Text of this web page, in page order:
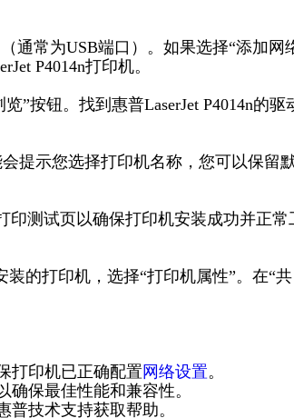
通常为USB端口）。如果选择“添加网
P4014n打印机。
”按钮。找到惠普LaserJet P4014n的驱
提示您选择打印机名称，您可以保留
印测试页以确保打印机安装成功并正常
的打印机，选择“打印机属性”。在“共
打印机已正确配置 网络设置。
保最佳性能和兼容性。
技术支持获取帮助。